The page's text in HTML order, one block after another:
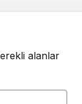
alanlar